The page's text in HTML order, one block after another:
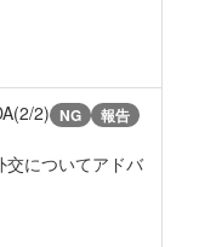
2) NG 報告
交についてアドバ